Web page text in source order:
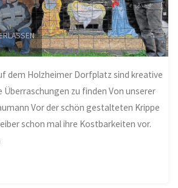
dem Holzheimer Dorfplatz sind kreative
Überraschungen zu finden Von unserer
Vor der schön gestalteten Krippe
schon mal ihre Kostbarkeiten vor.